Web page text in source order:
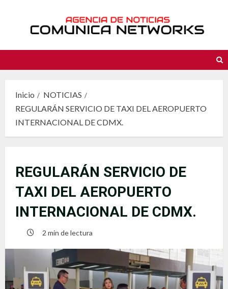
contenido
Inicio
NOTICIAS
REGULARÁN SERVICIO DE TAXI DEL AEROPUERTO
INTERNACIONAL DE CDMX.
REGULARÁN SERVICIO DE
TAXI DEL AEROPUERTO
INTERNACIONAL DE CDMX.
2 min de lectura